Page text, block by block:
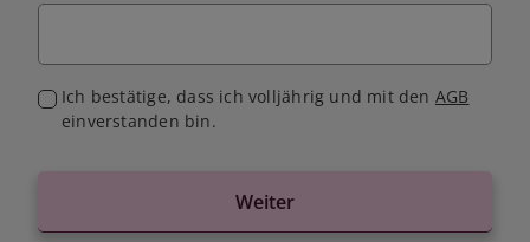
Ich bestätige, dass ich volljährig und mit den AGB
einverstanden bin.
Weiter